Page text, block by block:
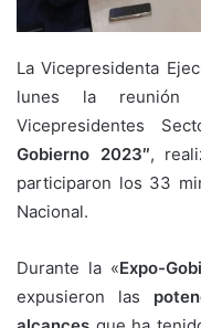
La Vicepresidenta
lunes la reunión
Vicepresidentes
Gobierno 2023″,
participaron los 33
Nacional.
Durante la «Expo-
expusieron las